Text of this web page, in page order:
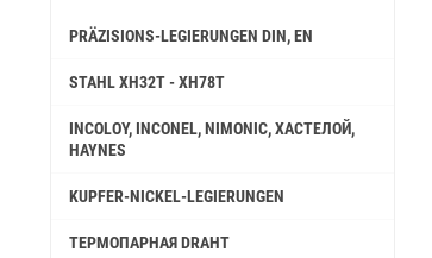
PRÄZISIONS-LEGIERUNGEN DIN, EN
STAHL ХН32Т - ХН78Т
INCOLOY, INCONEL, NIMONIC, ХАСТЕЛОЙ,
HAYNES
KUPFER-NICKEL-LEGIERUNGEN
ТЕРМОПАРНАЯ DRAHT